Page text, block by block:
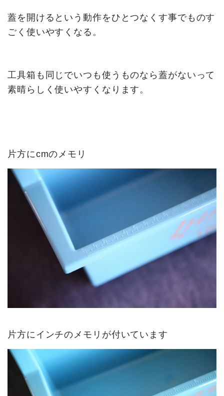
蓋を開けるという動作をひとつなくす事でものす
ごく使いやすくなる。
工具箱も同じでいつも使うものなら蓋がないって
素晴らしく使いやすくなります。
片方にcmのメモリ
片方にインチのメモリが付いています